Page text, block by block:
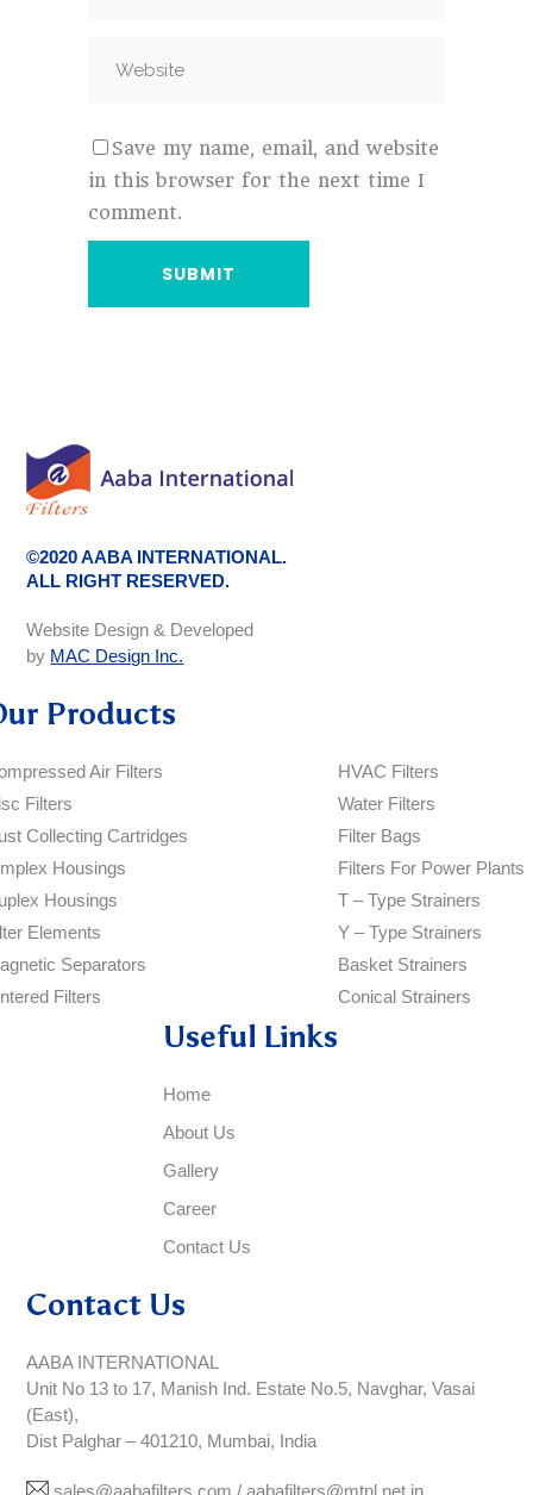
Save my name, email, and website
in this browser for the next time I
comment.
©2020 AABA INTERNATIONAL.
ALL RIGHT RESERVED.
Website Design & Developed
by MAC Design Inc.
Products
Air Filters
Filters
Collecting Cartridges
Housings
Housings
Elements
Separators
Filters
HVAC Filters
Water Filters
Filter Bags
Filters For Power Plants
T – Type Strainers
Y – Type Strainers
Basket Strainers
Conical Strainers
Useful Links
Home
About Us
Gallery
Career
Contact Us
Contact Us
AABA INTERNATIONAL
Unit No 13 to 17, Manish Ind. Estate No.5, Navghar, Vasai
(East),
Dist Palghar – 401210, Mumbai, India